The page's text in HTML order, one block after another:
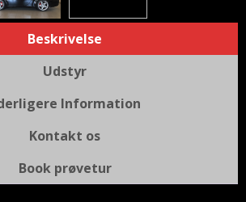
Beskrivelse
Udstyr
Information
Kontakt os
Book prøvetur